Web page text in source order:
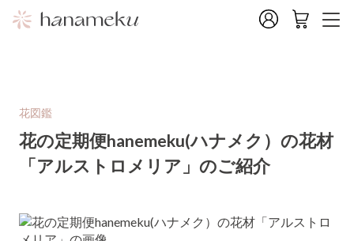
花図鑑
花の定期便hanemeku(ハナメク）の花材
「アルストロメリア」のご紹介